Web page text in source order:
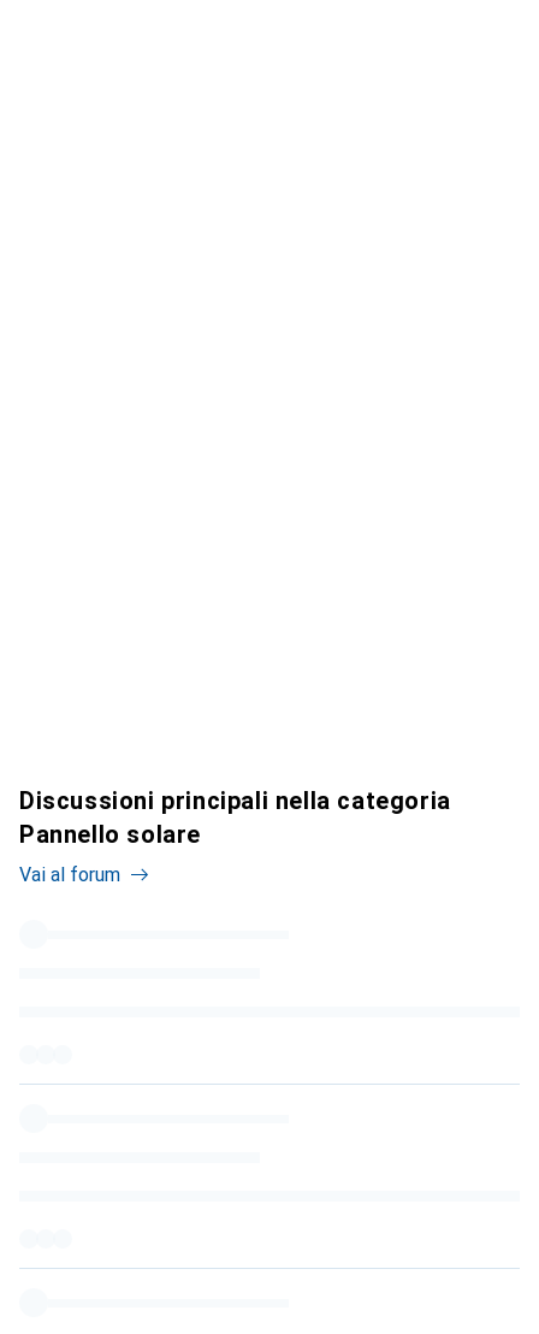
Discussioni principali nella categoria
Pannello solare
Vai al forum